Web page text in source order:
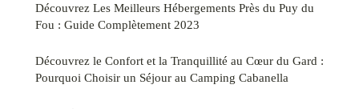
Découvrez Les Meilleurs Hébergements Près du Puy du
Fou : Guide Complètement 2023
Découvrez le Confort et la Tranquillité au Cœur du Gard :
Pourquoi Choisir un Séjour au Camping Cabanella